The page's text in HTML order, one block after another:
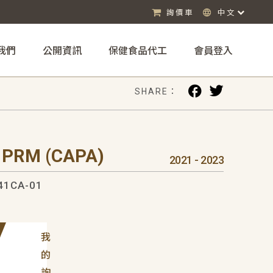
詢價車 中文
們 公開資訊 保健食品代工 會員登入
SHARE：
(CAPA) 2021 - 2023
01
我
的